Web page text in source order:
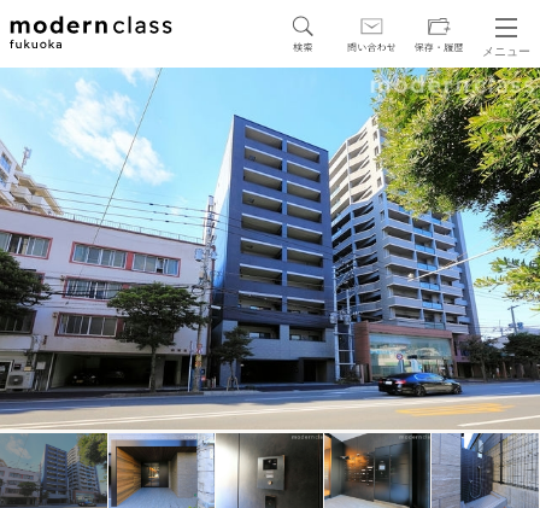
メニュー
地図から探す 駅・路線から探す
区から探す
人気エリアから探す
アクセスランキング